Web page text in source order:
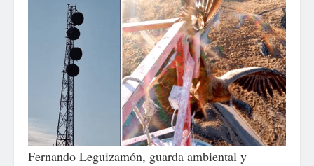
Fernando Leguizamón, guarda ambiental y